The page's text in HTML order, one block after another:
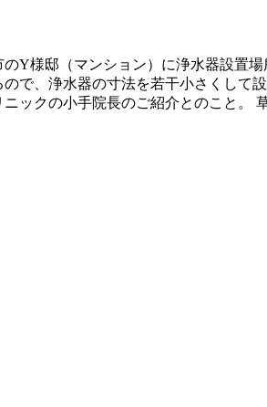
Y様邸（マンション）に浄水器設置
で、浄水器の寸法を若干小さくして
ックの小手院長のご紹介とのこと。